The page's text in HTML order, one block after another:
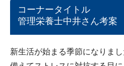
コーナータイトル
管理栄養士中井さん考
新生活が始まる季節になりま